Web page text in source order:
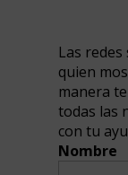
Las redes
quien
manera
todas las
con tu
Nombre